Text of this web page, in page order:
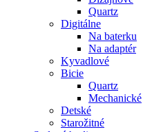
Quartz
Digitálne
Na baterku
Na adaptér
Kyvadlové
Bicie
Quartz
Mechanické
Detské
Starožitné